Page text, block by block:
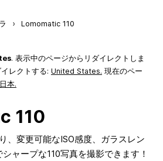
› Lomomatic 110
. 表示中のページからリダイレクトしま
レクトする: United States. 現在のペー
本.
110
、変更可能なISO感度、ガラスレン
ャープな110写真を撮影できます！